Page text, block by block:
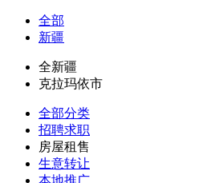
全部
新疆
全新疆
克拉玛依市
全部分类
招聘求职
房屋租售
生意转让
本地推广